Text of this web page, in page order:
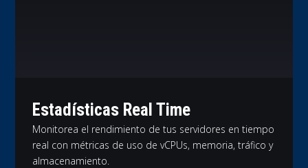
Estadísticas Real Time
Monitorea el rendimiento de tus servidores en tiempo
real con métricas de uso de vCPUs, memoria, tráfico y
almacenamiento.